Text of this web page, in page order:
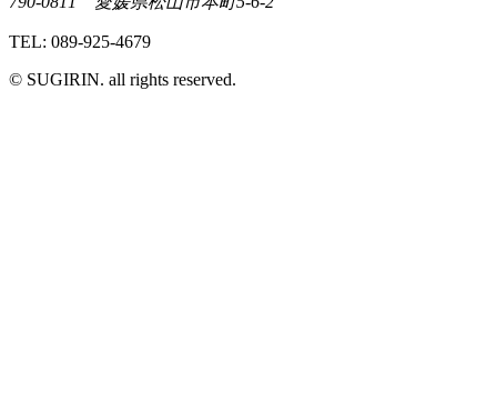
TEL: 089-925-4679
© SUGIRIN. all rights reserved.